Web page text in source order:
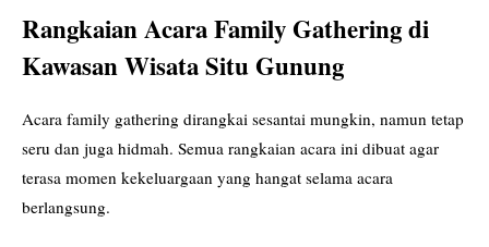
Rangkaian Acara Family Gathering di
Kawasan Wisata Situ Gunung
Acara family gathering dirangkai sesantai mungkin, namun tetap
seru dan juga hidmah. Semua rangkaian acara ini dibuat agar
terasa momen kekeluargaan yang hangat selama acara
berlangsung.